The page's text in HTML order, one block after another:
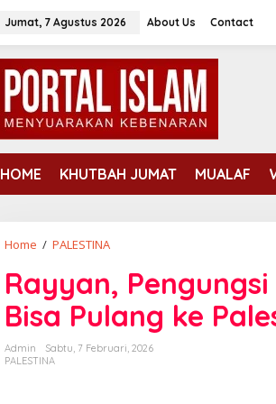
Jumat, 7 Agustus 2026 About Us Contact
HOME KHUTBAH JUMAT MUALAF
Home / PALESTINARayyan,
Gaza
di
Mesir,
Akhirnya
Bisa
Rayyan,
Bisa Pulang ke
Admin
Sabtu, 7 Februari, 2026
PALESTINA